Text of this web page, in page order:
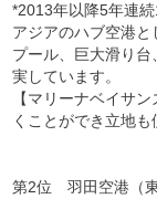
*2013年以降5年連
アジアのハブ空港と
プール、巨大滑り
実しています。
【マリーナベイサン
くことができ立地も
第2位 羽田空港（東